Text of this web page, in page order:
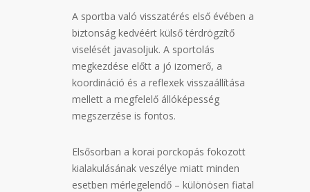
A sportba való visszatérés első évében a
biztonság kedvéért külső térdrögzítő
viselését javasoljuk. A sportolás
megkezdése előtt a jó izomerő, a
koordináció és a reflexek visszaállítása
mellett a megfelelő állóképesség
megszerzése is fontos.
Elsősorban a korai porckopás fokozott
kialakulásának veszélye miatt minden
esetben mérlegelendő – különösen fiatal